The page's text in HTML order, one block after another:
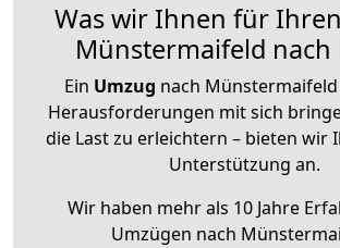
Was wir Ihnen für
Münstermaifeld nach
Ein Umzug nach
Herausforderungen mit sich
die Last zu erleichtern – bieten wir
Unterstützung an.
Wir haben mehr als 10 Jahre
Umzügen nach